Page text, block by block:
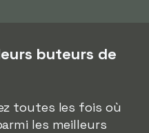
buteurs de
toutes les fois où
les meilleurs